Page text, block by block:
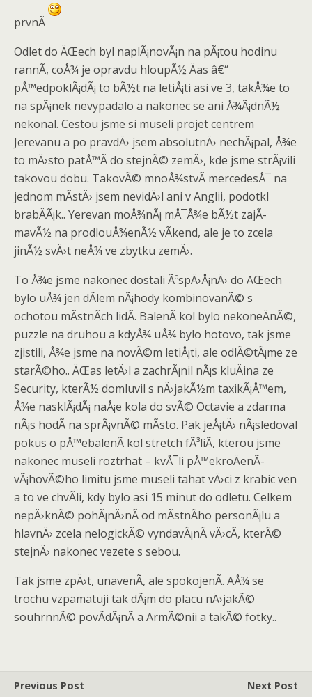
prvnÃ­
Odlet do ÄŒech byl naplÃ¡novÃ¡n na pÃ¡tou hodinu
rannÃ­, coÅ¾ je opravdu hloupÃ½ Äas â€“
pÅ™edpoklÃ¡dÃ¡ to bÃ½t na letiÅ¡ti asi ve 3, takÅ¾e to
na spÃ¡nek nevypadalo a nakonec se ani Å¾Ã¡dnÃ½
nekonal. Cestou jsme si museli projet centrem
Jerevanu a po pravdÄ› jsem absolutnÄ› nechÃ¡pal, Å¾e
to mÄ›sto patÅ™Ã­ do stejnÃ© zemÄ›, kde jsme strÃ¡vili
takovou dobu. TakovÃ© mnoÅ¾stvÃ­ mercedesÅ¯ na
jednom mÃ­stÄ› jsem nevidÄ›l ani v Anglii, podotkl
brabÄÃ¡k.. Yerevan moÅ¾nÃ¡ mÅ¯Å¾e bÃ½t zajÃ­
mavÃ½ na prodlouÅ¾enÃ½ vÃ­kend, ale je to zcela
jinÃ½ svÄ›t neÅ¾ ve zbytku zemÄ›.
To Å¾e jsme nakonec dostali ÃºspÄ›Å¡nÄ› do ÄŒech
bylo uÅ¾ jen dÃ­lem nÃ¡hody kombinovanÃ© s
ochotou mÃ­stnÃ­ch lidÃ­. BalenÃ­ kol bylo nekoneÄnÃ©,
puzzle na druhou a kdyÅ¾ uÅ¾ bylo hotovo, tak jsme
zjistili, Å¾e jsme na novÃ©m letiÅ¡ti, ale odlÃ©tÃ¡me ze
starÃ©ho.. ÄŒas letÄ›l a zachrÃ¡nil nÃ¡s kluÄina ze
Security, kterÃ½ domluvil s nÄ›jakÃ½m taxikÃ¡Å™em,
Å¾e nasklÃ¡dÃ¡ naÅ¡e kola do svÃ© Octavie a zdarma
nÃ¡s hodÃ­ na sprÃ¡vnÃ© mÃ­sto. Pak jeÅ¡tÄ› nÃ¡sledoval
pokus o pÅ™ebalenÃ­ kol stretch fÃ³liÃ­, kterou jsme
nakonec museli roztrhat – kvÅ¯li pÅ™ekroÄenÃ­
vÃ¡hovÃ©ho limitu jsme museli tahat vÄ›ci z krabic ven
a to ve chvÃ­li, kdy bylo asi 15 minut do odletu. Celkem
nepÄ›knÃ© pohÃ¡nÄ›nÃ­ od mÃ­stnÃ­ho personÃ¡lu a
hlavnÄ› zcela nelogickÃ© vyndavÃ¡nÃ­ vÄ›cÃ­, kterÃ©
stejnÄ› nakonec vezete s sebou.
Tak jsme zpÄ›t, unavenÃ­, ale spokojenÃ­. AÅ¾ se
trochu vzpamatuji tak dÃ¡m do placu nÄ›jakÃ©
souhrnnÃ© povÃ­dÃ¡nÃ­ a ArmÃ©nii a takÃ© fotky..
Previous Post
Next Post